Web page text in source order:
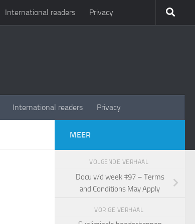
International readers Privacy
International readers Privacy
MEER
VOLGENDE VERHAAL
Docu v/d week #97 – Terms
and Conditions May Apply
VORIGE VERHAAL